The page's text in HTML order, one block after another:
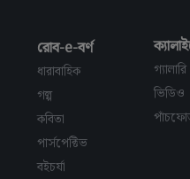
রোব-e-বর্ণ
ধারাবাহিক
গল্প
কবিতা
পার্সপেক্টিভ
বইচর্যা
গ্যালারি
ভিডিও